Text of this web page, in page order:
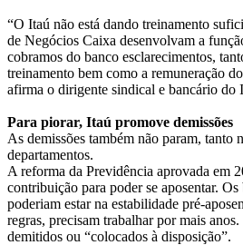
“O Itaú não está dando treinamento
de Negócios Caixa desenvolvam a
cobramos do banco esclarecimentos,
treinamento bem como a remuneração
afirma o dirigente sindical e bancário do
Para piorar, Itaú promove demissões
As demissões também não param, tanto
departamentos.
A reforma da Previdência aprovada em
contribuição para poder se aposentar. Os
poderiam estar na estabilidade pré-
regras, precisam trabalhar por mais
demitidos ou “colocados à disposição”.